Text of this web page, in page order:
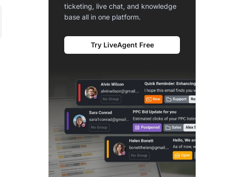
ticketing, live chat, and knowledge
base all in one platform.
Try LiveAgent Free